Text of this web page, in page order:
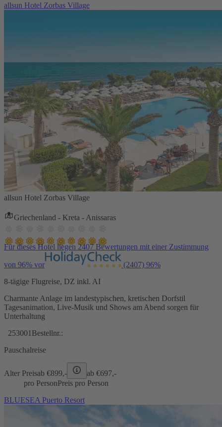
allsun Hotel Zorbas Village
allsun Hotel Zorbas Village
Griechenland - Kreta - Anissaras
Für dieses Hotel liegen 2407 Bewertungen mit einer Zustimmung
von 96% vor (2407) 96%
8-tägige Flugreise, DZ inkl. AI
Charmante Anlage im landestypischen, kretischen Dorfstil
Tagesanimation, Live-Musik und Shows am Abend sorgen für
Unterhaltung
253001 Bestellnr.:
Pauschalreise
Alter Preisab €899,- ab €697,-
pro PersonPreis pro Person
BLUESEA Puerto Resort